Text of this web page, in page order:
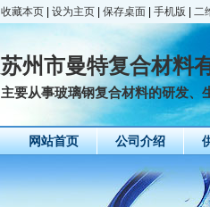
收藏本页 设为主页 保存桌面 手机版 二
苏州市曼特复合材料
主要从事玻璃钢复合材料的研发、
网站首页 公司介绍